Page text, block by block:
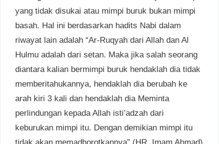
yang tidak disukai atau mimpi buruk bukan mimpi
basah. Hal ini berdasarkan hadits Nabi dalam
riwayat lain adalah “Ar-Ruqyah dari Allah dan Al
Hulmu adalah dari setan. Maka jika salah seorang
diantara kalian bermimpi buruk hendaklah dia tidak
memberitahukannya, hendaklah dia berubah ke
arah kiri 3 kali dan hendaklah dia Meminta
perlindungan kepada Allah isti’adzah dari
keburukan mimpi itu. Dengan demikian mimpi itu